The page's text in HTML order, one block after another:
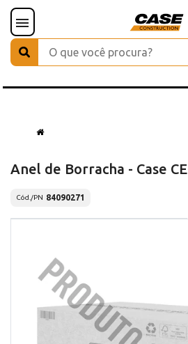
Anel de Borracha - Case CE
Cód./PN 84090271